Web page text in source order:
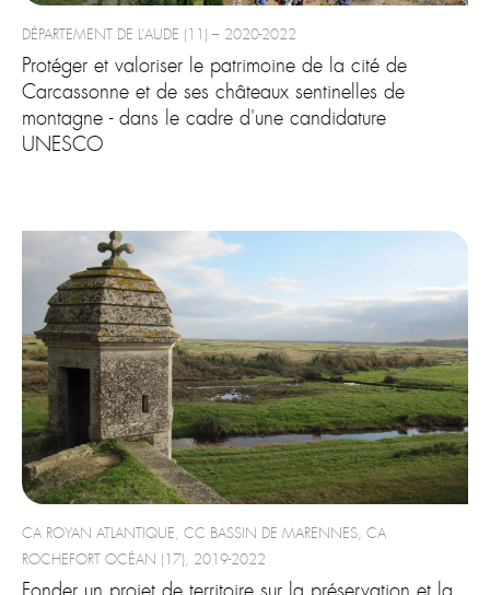
DÉPARTEMENT DE L’AUDE (11) – 2020-2022
Protéger et valoriser le patrimoine de la cité de
Carcassonne et de ses châteaux sentinelles de
montagne - dans le cadre d'une candidature
UNESCO
CA ROYAN ATLANTIQUE, CC BASSIN DE MARENNES, CA
ROCHEFORT OCÉAN (17), 2019-2022